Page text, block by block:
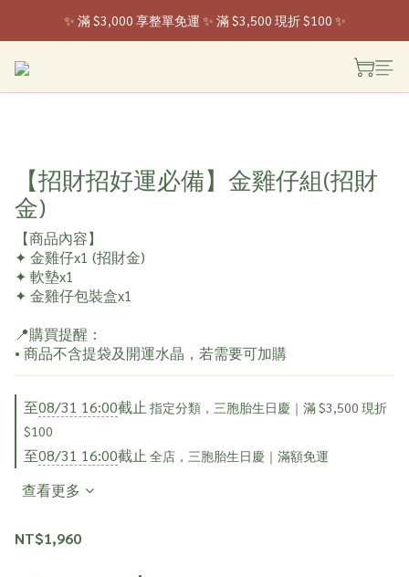
✨ 全家取貨新登場 ✨ 入會享 50 元購物金
✨ 滿 $3,000 享整單免運 ✨ 滿 $3,500 現折 $100 ✨
【招財招好運必備】金雞仔組(招財
金)
【商品內容】
✦ 金雞仔x1 (招財金)
✦ 軟墊x1
✦ 金雞仔包裝盒x1
📍購買提醒：
• 商品不含提袋及開運水晶，若需要可加購
至08/31 16:00截止 指定分類，三胞胎生日慶｜滿 $3,500 現折
$100
至08/31 16:00截止 全店，三胞胎生日慶｜滿額免運
查看更多
NT$1,960